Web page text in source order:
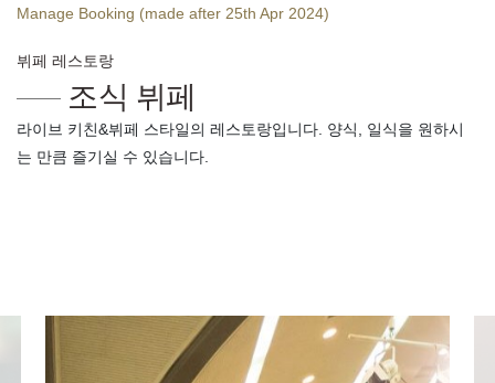
Manage Booking (made after 25th Apr 2024)
뷔페 레스토랑
조식 뷔페
라이브 키친&뷔페 스타일의 레스토랑입니다. 양식, 일식을 원하시
는 만큼 즐기실 수 있습니다.